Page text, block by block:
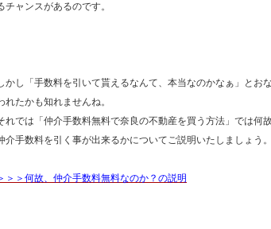
チャンスがあるのです。
かし「手数料を引いて貰えるなんて、本当なのかなぁ」とお
れたかも知れませんね。
れでは「仲介手数料無料で奈良の不動産を買う方法」では何故
介手数料を引く事が出来るかについてご説明いたしましょう。
＞＞何故、仲介手数料無料なのか？の説明